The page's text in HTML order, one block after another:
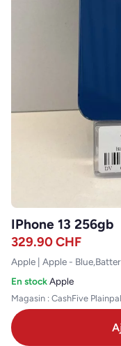
IPhone 13 256gb
329.90CHF
Apple | Apple -
En stock·Apple
Magasin : CashFive